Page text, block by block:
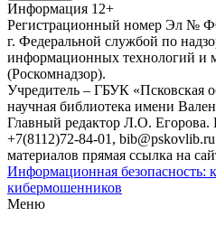
Информация 12+
Регистрационный номер Эл №
г. Федеральной службой по
информационных технологий и
(Роскомнадзор).
Учредитель – ГБУК «Псковская
научная библиотека имени
Главный редактор Л.О. Егорова.
+7(8112)72-84-01, bib@pskovlib.ru
материалов прямая ссылка на
Информационная безопасность:
кибермошенников
Меню